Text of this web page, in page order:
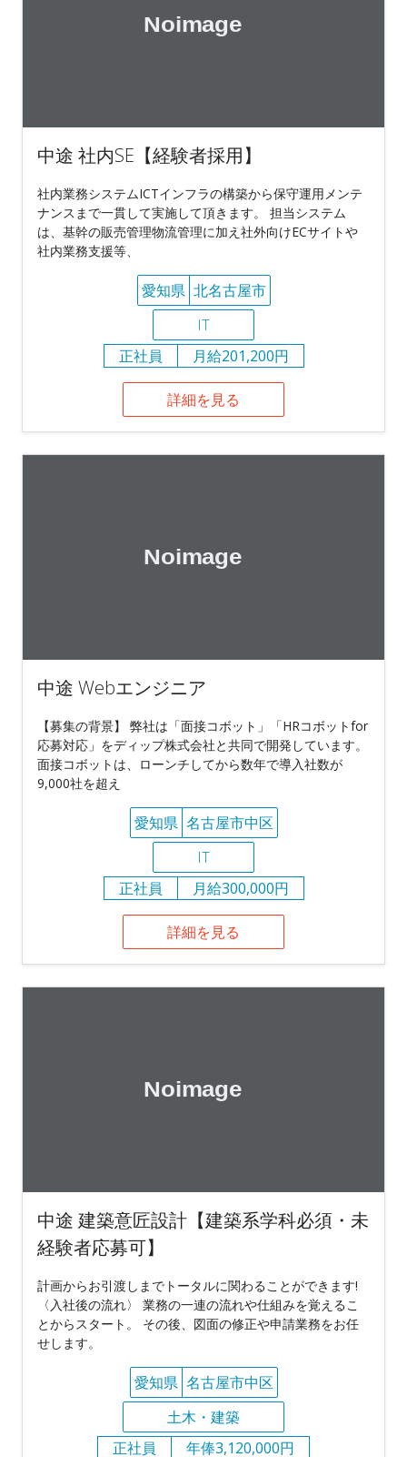
中途 社内SE【経験者採用】
社内業務システムICTインフラの構築から保守運用メンテ
ナンスまで一貫して実施して頂きます。 担当システム
は、基幹の販売管理物流管理に加え社外向けECサイトや
社内業務支援等、
愛知県 北名古屋市
IT
正社員
月給201,200円
詳細を見る
中途 Webエンジニア
【募集の背景】 弊社は「面接コボット」「HRコボットfor
応募対応」をディップ株式会社と共同で開発しています。
面接コボットは、ローンチしてから数年で導入社数が
9,000社を超え
愛知県 名古屋市中区
IT
正社員
月給300,000円
詳細を見る
中途 建築意匠設計【建築系学科必須・未
経験者応募可】
計画からお引渡しまでトータルに関わることができます!
〈入社後の流れ〉 業務の一連の流れや仕組みを覚えるこ
とからスタート。 その後、図面の修正や申請業務をお任
せします。
愛知県 名古屋市中区
土木・建築
正社員
年俸3,120,000円